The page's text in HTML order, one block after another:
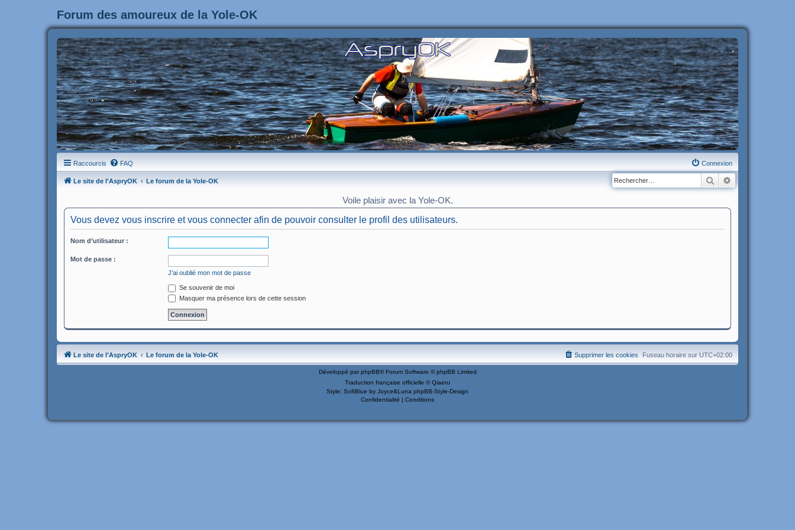
Forum des amoureux de la Yole-OK
Raccourcis FAQ Connexion
Le site de l'AspryOK Le forum de la Yole-OK Rechercher
Voile plaisir avec la Yole-OK.
Vous devez vous inscrire et vous connecter afin de pouvoir consulter le profil des utilisateurs.
Nom d’utilisateur :
Mot de passe :
J’ai oublié mon mot de passe
Se souvenir de moi
Masquer ma présence lors de cette session
Le site de l'AspryOK Le forum de la Yole-OK Fuseau horaire sur UTC+02:00
Supprimer les cookies
Développé par phpBB® Forum Software © phpBB Limited
Traduction française officielle ©Qiaeru
Style: SoftBlue by Joyce&Luna phpBB-Style-Design
Confidentialité | Conditions